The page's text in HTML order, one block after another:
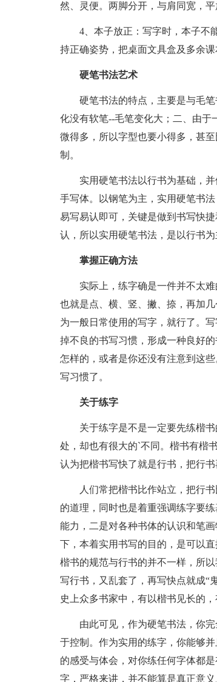
然、灵便。两脚分开，与肩同宽，
4、本子放正：写字时，本子不
持正确姿势，把桌面文具盒及多余课
硬笔书法艺术
硬笔书法的特点，主要是与毛
化没有软笔--毛笔变化大；二、由于
微得多，所以字型也要小得多，甚
制。
实用硬笔书法以行书为基础，
手写体。以钢笔为主，实用硬笔书
易写易认即可，关键是做到书写快
认，所以实用硬笔书法，是以行书为
掌握正确方法
实际上，练字确是一件并不太
也就是点、横、竖、撇、捺，再加
为一般日常使用的写字，就行了。
掉不良的书写习惯，形成一种良好
怎样的，或者是你还没有注意到这
写习惯了。
关于练字
关于练字是不是一定要先练楷
处，却也有很大的`不同。楷书有楷
认为把楷书写快了就是行书，把行书
人们常把楷书比作站立，把行
的道理，同时也是着重强调练字要
能力，二是对各种书体的认识和笔
下，本着实用书写的目的，是可以
楷书的规范与行书的并不一样，所
写行书，又乱套了，再写快点就成“
史上众多书家中，有以楷书见长的
由此可见，作为硬笔书法，你
于控制。作为实用的练字，你能够
的感受与体会，对你练任何字体都
字，严格来讲，并不能算是真正意义